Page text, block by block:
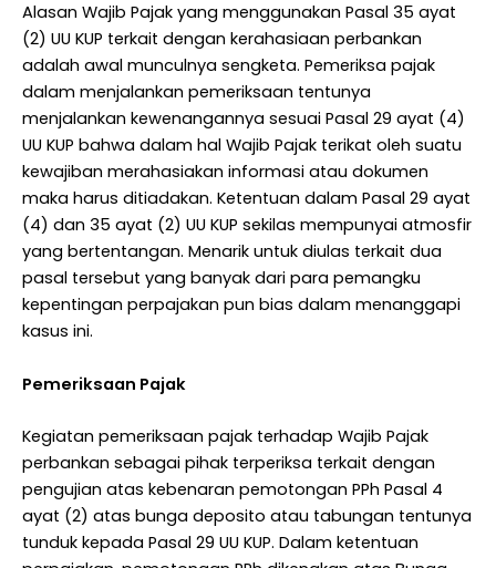
Alasan Wajib Pajak yang menggunakan Pasal 35 ayat
(2) UU KUP terkait dengan kerahasiaan perbankan
adalah awal munculnya sengketa. Pemeriksa pajak
dalam menjalankan pemeriksaan tentunya
menjalankan kewenangannya sesuai Pasal 29 ayat (4)
UU KUP bahwa dalam hal Wajib Pajak terikat oleh suatu
kewajiban merahasiakan informasi atau dokumen
maka harus ditiadakan. Ketentuan dalam Pasal 29 ayat
(4) dan 35 ayat (2) UU KUP sekilas mempunyai atmosfir
yang bertentangan. Menarik untuk diulas terkait dua
pasal tersebut yang banyak dari para pemangku
kepentingan perpajakan pun bias dalam menanggapi
kasus ini.
Pemeriksaan Pajak
Kegiatan pemeriksaan pajak terhadap Wajib Pajak
perbankan sebagai pihak terperiksa terkait dengan
pengujian atas kebenaran pemotongan PPh Pasal 4
ayat (2) atas bunga deposito atau tabungan tentunya
tunduk kepada Pasal 29 UU KUP. Dalam ketentuan